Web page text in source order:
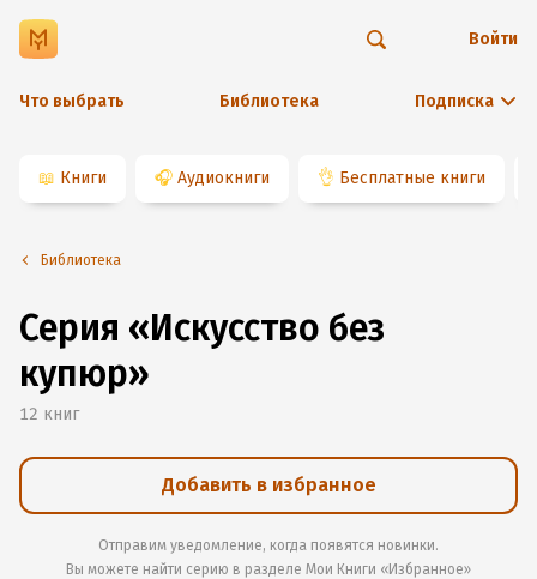
Что выбрать Библиотека Подписка
Войти
📖 Книги 🎧 Аудиокниги 👌 Бесплатные книги
Библиотека
Серия «Искусство без
купюр»
12 книг
Добавить в избранное
Отправим уведомление, когда появятся новинки.
Вы можете найти серию в разделе Мои Книги «Избранное»